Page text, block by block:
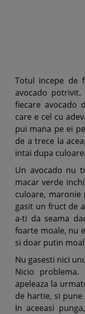
Totul incepe de
avocado
fiecare avocado
care e cel cu
pui mana pe ei
de a trece la
intai dupa
Un avocado nu
macar verde
culoare, maronie
gasit un fruct de
a-ti da seama
foarte moale, nu
si doar putin
Nu gasesti nici
Nicio
apeleaza la
de hartie, si
In aceeasi